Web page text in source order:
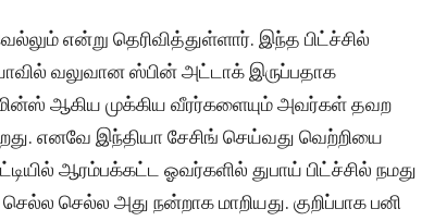
என்று தெரிவித்துள்ளார். இந்த பிட்ச்சில்
வலுவான ஸ்பின் அட்டாக் இருப்பதாக
ஆகிய முக்கிய வீரர்களையும் அவர்கள் தவற
எனவே இந்தியா சேசிங் செய்வது வெற்றியை
ஆரம்பக்கட்ட ஓவர்களில் துபாய் பிட்ச்சில் நமது
செல்ல அது நன்றாக மாறியது. குறிப்பாக பனி